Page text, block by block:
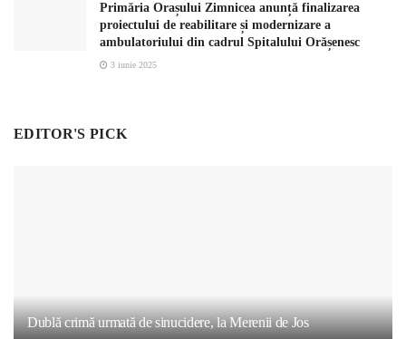
Primăria Orașului Zimnicea anunță finalizarea
proiectului de reabilitare și modernizare a
ambulatoriului din cadrul Spitalului Orășenesc
3 iunie 2025
EDITOR'S PICK
Dublă crimă urmată de sinucidere, la Merenii de Jos